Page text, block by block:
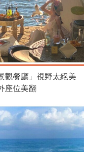
觀餐廳」視野太絕美
座位美翻